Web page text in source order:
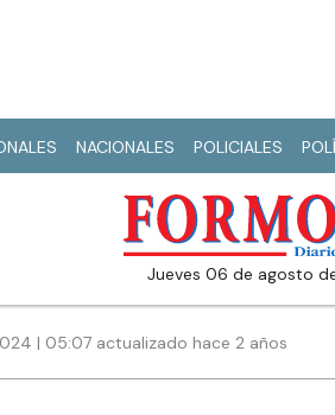
NACIONALES POLICIALES
jueves 06 de agosto
| 05:07 actualizado hace 2 años